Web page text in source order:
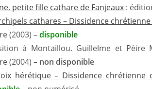
petite fille cathare de Fanjeaux :
cathares – Dissidence
(2003) –disponible
à Montaillou. Guillelme et Pèire
(2004) – non disponible
hérétique – Dissidence chrétienne